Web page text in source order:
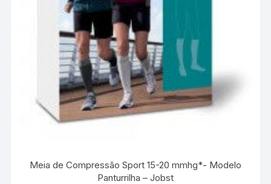
Meia de Compressão Sport 15-20 mmhg*- Modelo
Panturrilha – Jobst